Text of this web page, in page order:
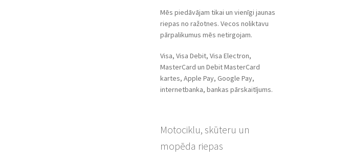
Mēs piedāvājam tikai un vienīgi jaunas
riepas no ražotnes. Vecos noliktavu
pārpalikumus mēs netirgojam.
Visa, Visa Debit, Visa Electron,
MasterCard un Debit MasterCard
kartes, Apple Pay, Google Pay,
internetbanka, bankas pārskaitījums.
Motociklu, skūteru un
mopēda riepas